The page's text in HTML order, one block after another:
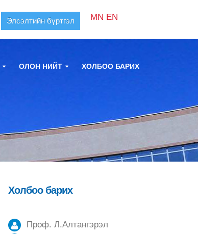
Элсэлтийн бүртгэл MN EN
ОЛОН НИЙТ ХОЛБОО БАРИХ
Холбоо барих
Проф. Л.Алтангэрэл